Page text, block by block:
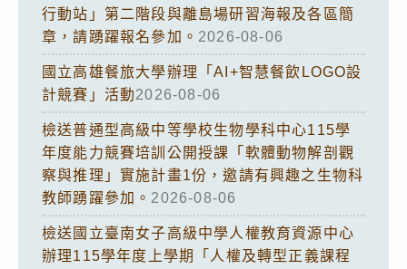
行動站」第二階段與離島場研習海報及各區簡
章，請踴躍報名參加。 2026-08-06
國立高雄餐旅大學辦理「AI+智慧餐飲LOGO設
計競賽」活動2026-08-06
檢送普通型高級中等學校生物學科中心115學
年度能力競賽培訓公開授課「軟體動物解剖觀
察與推理」實施計畫1份，邀請有興趣之生物科
教師踴躍參加。 2026-08-06
檢送國立臺南女子高級中學人權教育資源中心
辦理115學年度上學期「人權及轉型正義課程